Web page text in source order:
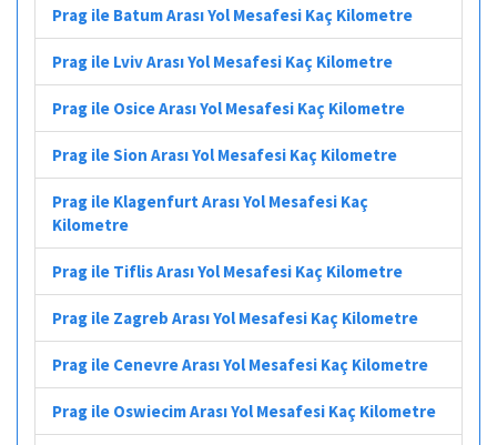
Prag ile Batum Arası Yol Mesafesi Kaç Kilometre
Prag ile Lviv Arası Yol Mesafesi Kaç Kilometre
Prag ile Osice Arası Yol Mesafesi Kaç Kilometre
Prag ile Sion Arası Yol Mesafesi Kaç Kilometre
Prag ile Klagenfurt Arası Yol Mesafesi Kaç
Kilometre
Prag ile Tiflis Arası Yol Mesafesi Kaç Kilometre
Prag ile Zagreb Arası Yol Mesafesi Kaç Kilometre
Prag ile Cenevre Arası Yol Mesafesi Kaç Kilometre
Prag ile Oswiecim Arası Yol Mesafesi Kaç Kilometre